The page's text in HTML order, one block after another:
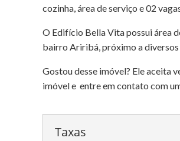
cozinha, área de serviço e 02
O Edifício Bella Vita possui área
bairro Ariribá, próximo a
Gostou desse imóvel? Ele aceita
imóvel e entre em contato com
Taxas